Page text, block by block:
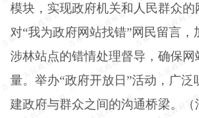
模块，实现政府机关和人民群众的
对“我为政府网站找错”网民留言
涉林站点的错情处理督导，确保
量。举办“政府开放日”活动，广泛
建政府与群众之间的沟通桥梁。